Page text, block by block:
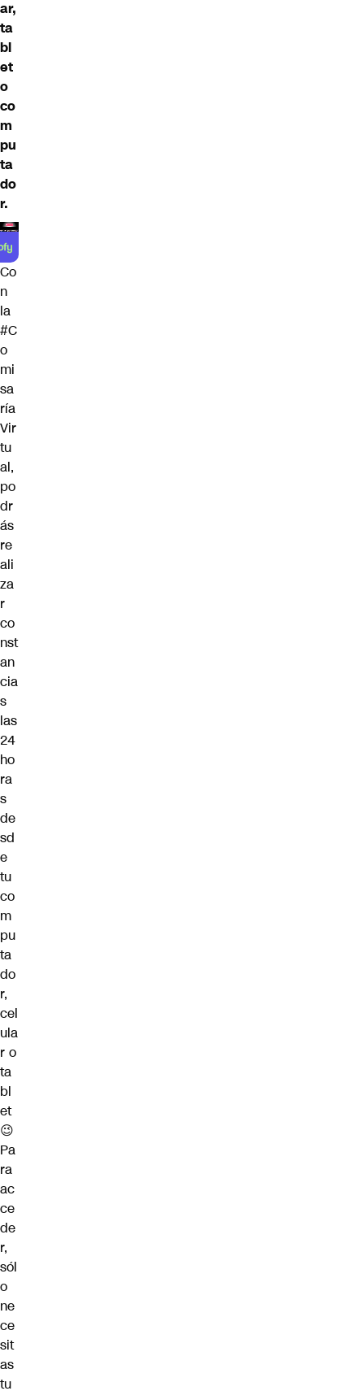
ar,
ta
bl
et
o
co
m
pu
ta
do
r.
Co
n
la
#C
o
mi
sa
ría
Vir
tu
al,
po
dr
ás
re
ali
za
r
co
nst
an
cia
s
las
24
ho
ra
s
de
sd
e
tu
co
m
pu
ta
do
r,
cel
ula
r o
ta
bl
et
😉
Pa
ra
ac
ce
de
r,
sól
o
ne
ce
sit
as
tu